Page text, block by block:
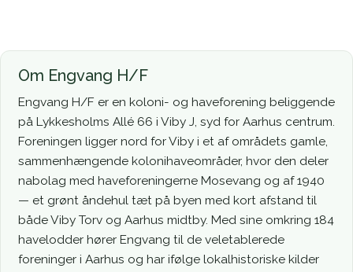
Om Engvang H/F
Engvang H/F er en koloni- og haveforening beliggende
på Lykkesholms Allé 66 i Viby J, syd for Aarhus centrum.
Foreningen ligger nord for Viby i et af områdets gamle,
sammenhængende kolonihaveområder, hvor den deler
nabolag med haveforeningerne Mosevang og af 1940
— et grønt åndehul tæt på byen med kort afstand til
både Viby Torv og Aarhus midtby. Med sine omkring 184
havelodder hører Engvang til de veletablerede
foreninger i Aarhus og har ifølge lokalhistoriske kilder